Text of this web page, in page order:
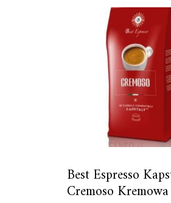
Best Espresso
Cremoso